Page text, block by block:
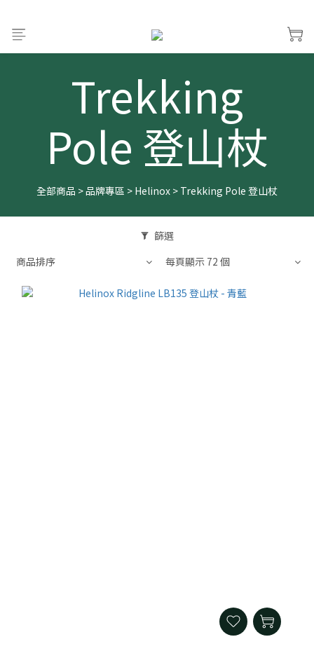
Trekking
Pole 登山杖
全部商品 >品牌專區 > Helinox > Trekking Pole 登山杖
篩選
商品排序
每頁顯示 72 個